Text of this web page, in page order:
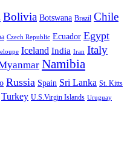
Bolivia Botswana Brazil Chile
Czech Republic Ecuador Egypt
Iceland India Iran Italy
Namibia
Russia Spain Sri Lanka St. Kitts
Turkey U.S.Virgin Islands Uruguay